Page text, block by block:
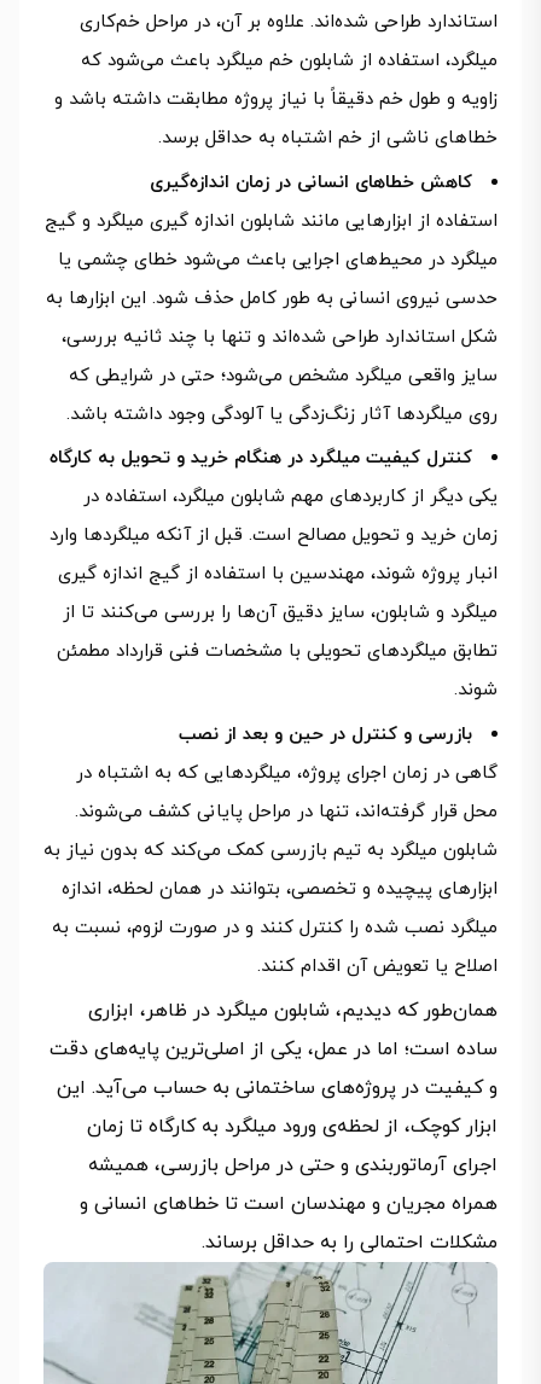
استاندارد طراحی شده‌اند. علاوه بر آن، در مراحل خم‌کاری
میلگرد، استفاده از شابلون خم میلگرد باعث می‌شود که
زاویه و طول خم دقیقاً با نیاز پروژه مطابقت داشته باشد و
خطاهای ناشی از خم اشتباه به حداقل برسد.
کاهش خطاهای انسانی در زمان اندازه‌گیری
استفاده از ابزارهایی مانند شابلون اندازه گیری میلگرد و گیج
میلگرد در محیط‌های اجرایی باعث می‌شود خطای چشمی یا
حدسی نیروی انسانی به طور کامل حذف شود. این ابزارها به
شکل استاندارد طراحی شده‌اند و تنها با چند ثانیه بررسی،
سایز واقعی میلگرد مشخص می‌شود؛ حتی در شرایطی که
روی میلگردها آثار زنگ‌زدگی یا آلودگی وجود داشته باشد.
کنترل کیفیت میلگرد در هنگام خرید و تحویل به کارگاه
یکی دیگر از کاربردهای مهم شابلون میلگرد، استفاده در
زمان خرید و تحویل مصالح است. قبل از آنکه میلگردها وارد
انبار پروژه شوند، مهندسین با استفاده از گیج اندازه گیری
میلگرد و شابلون، سایز دقیق آن‌ها را بررسی می‌کنند تا از
تطابق میلگردهای تحویلی با مشخصات فنی قرارداد مطمئن
شوند.
بازرسی و کنترل در حین و بعد از نصب
گاهی در زمان اجرای پروژه، میلگردهایی که به اشتباه در
محل قرار گرفته‌اند، تنها در مراحل پایانی کشف می‌شوند.
شابلون میلگرد به تیم بازرسی کمک می‌کند که بدون نیاز به
ابزارهای پیچیده و تخصصی، بتوانند در همان لحظه، اندازه
میلگرد نصب شده را کنترل کنند و در صورت لزوم، نسبت به
اصلاح یا تعویض آن اقدام کنند.
همان‌طور که دیدیم، شابلون میلگرد در ظاهر، ابزاری
ساده است؛ اما در عمل، یکی از اصلی‌ترین پایه‌های دقت
و کیفیت در پروژه‌های ساختمانی به حساب می‌آید. این
ابزار کوچک، از لحظه‌ی ورود میلگرد به کارگاه تا زمان
اجرای آرماتوربندی و حتی در مراحل بازرسی، همیشه
همراه مجریان و مهندسان است تا خطاهای انسانی و
مشکلات احتمالی را به حداقل برساند.